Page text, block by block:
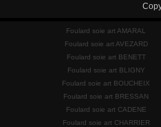
Foulard soie art AMARAL
Foulard soie art AVEZARD
Foulard soie art BENETT
Foulard soie art BLIGNY
Foulard soie art BOUCHEIX
Foulard soie art BRESSAN
Foulard soie art CADENE
Foulard soie art CHARRIER